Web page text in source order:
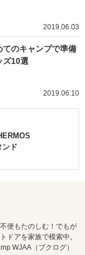
2019.06.03
てのキャンプで準備
ズ10選
2019.06.10
ンド
便もたのしむ！でもが
ドアを家族で模索中。
WJAA（ブクログ）